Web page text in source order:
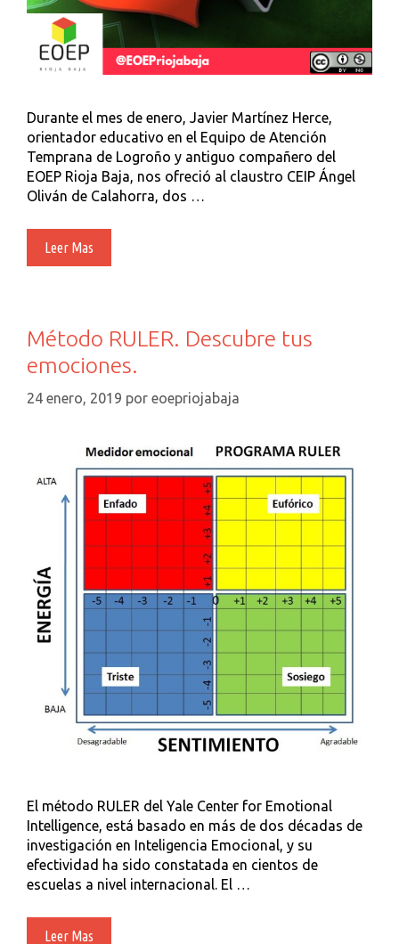
Durante el mes de enero, Javier Martínez Herce,
orientador educativo en el Equipo de Atención
Temprana de Logroño y antiguo compañero del
EOEP Rioja Baja, nos ofreció al claustro CEIP Ángel
Oliván de Calahorra, dos …
Leer Mas
Herramientas
Un
Cambio
Mirada
Método RULER. Descubre tus
emociones.
24 enero, 2019 por eoepriojabaja
El método RULER del Yale Center for Emotional
Intelligence, está basado en más de dos décadas de
investigación en Inteligencia Emocional, y su
efectividad ha sido constatada en cientos de
escuelas a nivel internacional. El …
Leer Mas